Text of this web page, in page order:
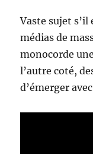
Vaste sujet s’il
médias de
monocorde
l’autre coté,
d’émerger